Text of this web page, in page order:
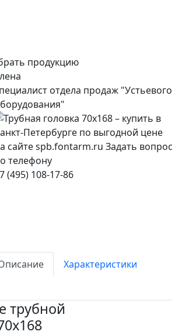
продукцию
отдела продаж "Устьевого
(495) 108-17-86
Характеристики
трубной